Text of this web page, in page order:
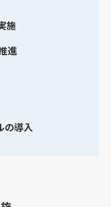
施
進
の導入